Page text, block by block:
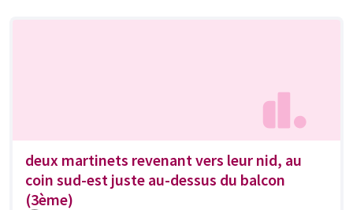
deux martinets revenant vers leur nid, au
coin sud-est juste au-dessus du balcon
(3ème)